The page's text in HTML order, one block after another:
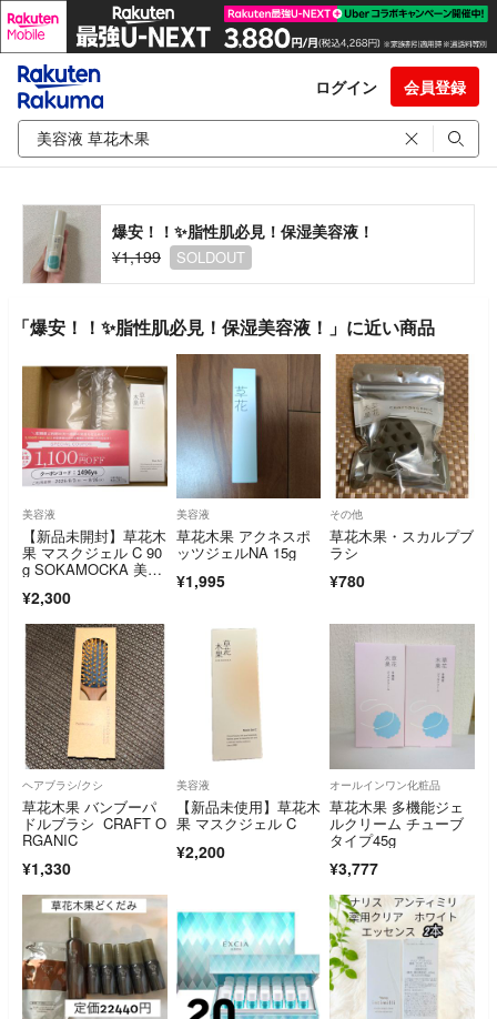
ログイン 会員登録
爆安！！✨脂性肌必見！保湿美容液！
¥1,199
SOLDOUT
「爆安！！✨脂性肌必見！保湿美容液！」に近い商品
美容液
【新品未開封】草花木
果 マスクジェル C 90
g SOKAMOCKA 美容
¥2,300
美容液
草花木果 アクネスポ
ッツジェルNA 15g
¥1,995
その他
草花木果・スカルプブ
ラシ
¥780
ヘアブラシ/クシ
草花木果 バンブーパ
ドルブラシ CRAFT O
RGANIC
¥1,330
美容液
【新品未使用】草花木
果 マスクジェル C
¥2,200
オールインワン化粧品
草花木果 多機能ジェ
ルクリーム チューブ
タイプ45g
¥3,777